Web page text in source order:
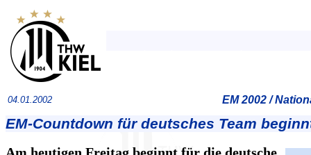
04.01.2002 EM 2002 /
EM-Countdown für deutsches Team